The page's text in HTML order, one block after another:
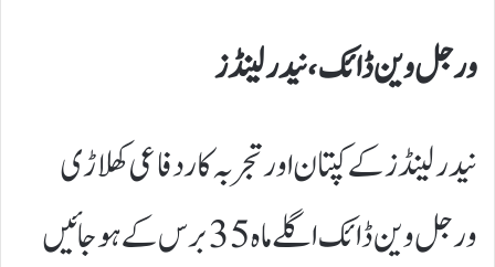
ورجل وین ڈائک، نیدرلینڈز
نیدرلینڈز کے کپتان اور تجربہ کار دفاعی کھلاڑی
ورجل وین ڈائک اگلے ماہ 35 برس کے ہو جائیں